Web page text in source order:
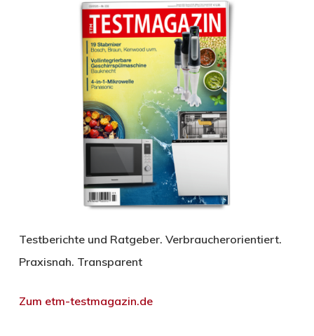
Testberichte und Ratgeber. Verbraucherorientiert.
Praxisnah. Transparent
Zum etm-testmagazin.de